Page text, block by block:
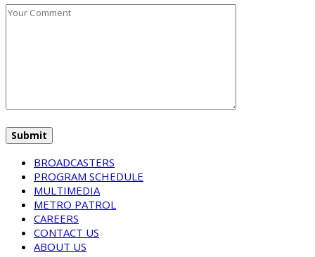
BROADCASTERS
PROGRAM SCHEDULE
MULTIMEDIA
METRO PATROL
CAREERS
CONTACT US
ABOUT US